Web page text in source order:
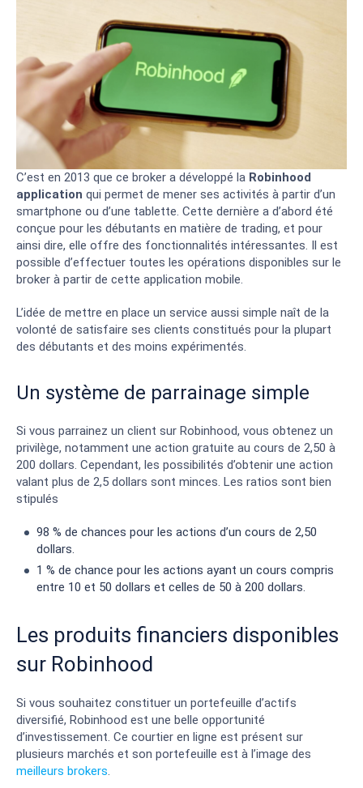
C’est en 2013 que ce broker a développé la Robinhood
application qui permet de mener ses activités à partir d’un
smartphone ou d’une tablette. Cette dernière a d’abord été
conçue pour les débutants en matière de trading, et pour
ainsi dire, elle offre des fonctionnalités intéressantes. Il est
possible d’effectuer toutes les opérations disponibles sur le
broker à partir de cette application mobile.
L’idée de mettre en place un service aussi simple naît de la
volonté de satisfaire ses clients constitués pour la plupart
des débutants et des moins expérimentés.
Un système de parrainage simple
Si vous parrainez un client sur Robinhood, vous obtenez un
privilège, notamment une action gratuite au cours de 2,50 à
200 dollars. Cependant, les possibilités d’obtenir une action
valant plus de 2,5 dollars sont minces. Les ratios sont bien
stipulés
98 % de chances pour les actions d’un cours de 2,50
dollars.
1 % de chance pour les actions ayant un cours compris
entre 10 et 50 dollars et celles de 50 à 200 dollars.
Les produits financiers disponibles
sur Robinhood
Si vous souhaitez constituer un portefeuille d’actifs
diversifié, Robinhood est une belle opportunité
d’investissement. Ce courtier en ligne est présent sur
plusieurs marchés et son portefeuille est à l’image des
meilleurs brokers.